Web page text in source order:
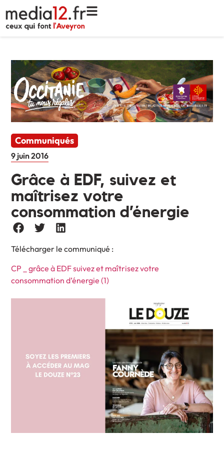
Communiqués
9 juin 2016
Grâce à EDF, suivez et
maîtrisez votre
consommation d’énergie
Télécharger le communiqué :
CP _ grâce à EDF suivez et maîtrisez votre
consommation d’énergie (1)